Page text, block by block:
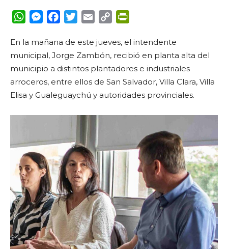
WhatsApp
Messenger
FacebookTwitterEmail Copy
En la mañana de este jueves, el intendente
municipal, Jorge Zambón, recibió en planta alta del
municipio a distintos plantadores e industriales
arroceros, entre ellos de San Salvador, Villa Clara, Villa
Elisa y Gualeguaychú y autoridades provinciales.